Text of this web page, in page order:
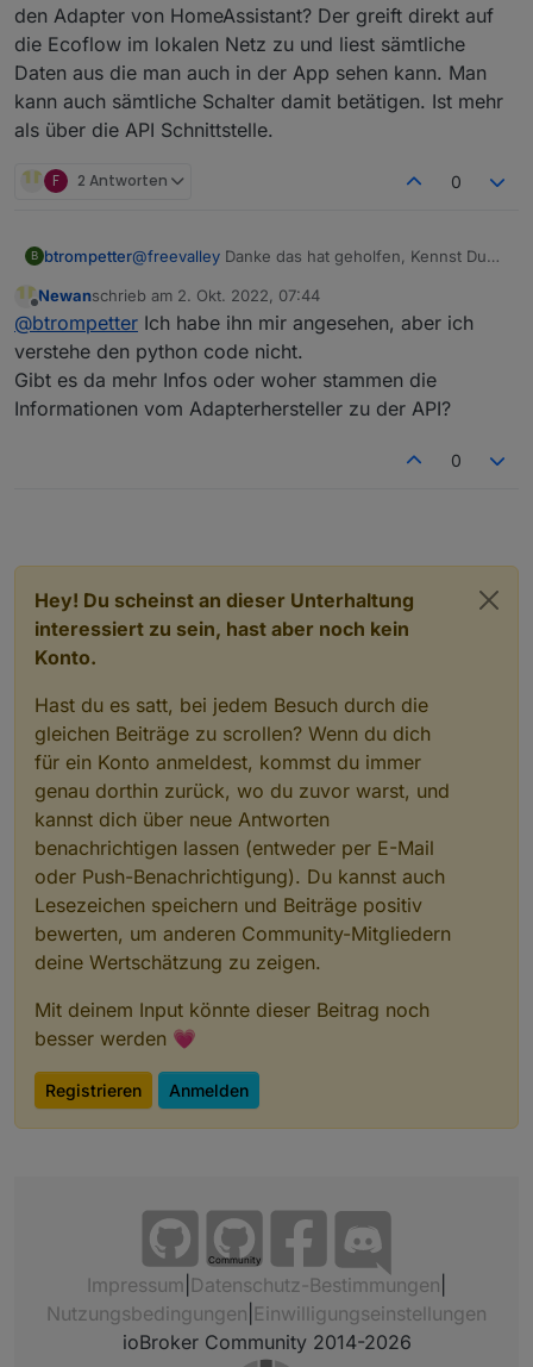
https://forum.iobroker.net/topic/57337/fehler-25-
bei-adapter-install-update-mit-npm8
Vielleicht kannst du etwas davon ableiten...
den Adapter von HomeAssistant? Der greift direkt auf
die Ecoflow im lokalen Netz zu und liest sämtliche
Daten aus die man auch in der App sehen kann. Man
kann auch sämtliche Schalter damit betätigen. Ist mehr
als über die API Schnittstelle.
F 2 Antworten 0
B btrompetter@freevalley Danke das hat geholfen, Kennst Du
direkt auf die Ecoflow im lokalen Netz zu und liest
sämtliche Daten aus die man auch in der App
sehen kann. Man kann auch sämtliche Schalter
damit betätigen. Ist mehr als über die API
Schnittstelle.
Offline
Newanschrieb am 2. Okt. 2022, 07:44
zuletzt editiert von
@btrompetter Ich habe ihn mir angesehen, aber ich
verstehe den python code nicht.
Gibt es da mehr Infos oder woher stammen die
Informationen vom Adapterhersteller zu der API?
0
Hey! Du scheinst an dieser Unterhaltung
interessiert zu sein, hast aber noch kein
Konto.
Hast du es satt, bei jedem Besuch durch die
gleichen Beiträge zu scrollen? Wenn du dich
für ein Konto anmeldest, kommst du immer
genau dorthin zurück, wo du zuvor warst, und
kannst dich über neue Antworten
benachrichtigen lassen (entweder per E-Mail
oder Push-Benachrichtigung). Du kannst auch
Lesezeichen speichern und Beiträge positiv
bewerten, um anderen Community-Mitgliedern
deine Wertschätzung zu zeigen.
Mit deinem Input könnte dieser Beitrag noch
besser werden 💗
Registrieren Anmelden
Community
Impressum Datenschutz-Bestimmungen
Nutzungsbedingungen Einwilligungseinstellungen
ioBroker Community 2014-2026